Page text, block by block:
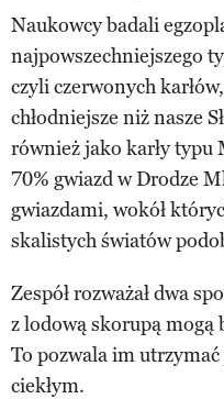
Naukowcy badali
najpowszechniejszego
czyli czerwonych
chłodniejsze niż nasze
również jako karły typu
70% gwiazd w Drodze
gwiazdami, wokół
skalistych światów
Zespół rozważał dwa
z lodową skorupą mogą
To pozwala im
ciekłym.